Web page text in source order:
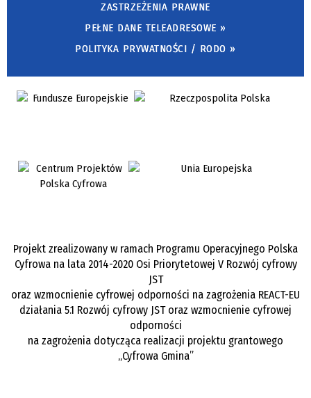
ZASTRZEŻENIA PRAWNE
PEŁNE DANE TELEADRESOWE »
POLITYKA PRYWATNOŚCI / RODO »
Projekt zrealizowany w ramach Programu Operacyjnego Polska
Cyfrowa na lata 2014-2020 Osi Priorytetowej V Rozwój cyfrowy
JST
oraz wzmocnienie cyfrowej odporności na zagrożenia REACT-EU
działania 5.1 Rozwój cyfrowy JST oraz wzmocnienie cyfrowej
odporności
na zagrożenia dotycząca realizacji projektu grantowego
„Cyfrowa Gmina”